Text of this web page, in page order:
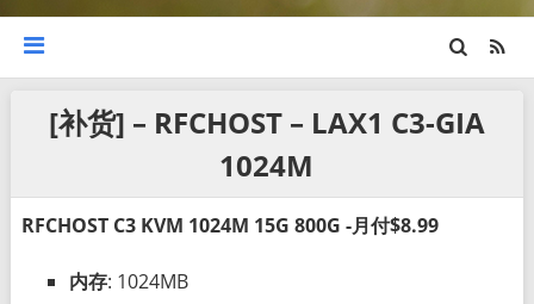
[补货] – RFCHOST – LAX1 C3-GIA
1024M
RFCHOST C3 KVM 1024M 15G 800G -月付$8.99
内存: 1024MB